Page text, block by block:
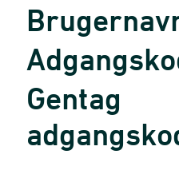
Gentag